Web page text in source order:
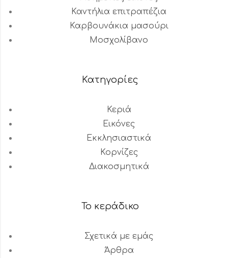
Καντήλια επιτραπέζια
Καρβουνάκια μασούρι
Μοσχολίβανο
Κατηγορίες
Κεριά
Εικόνες
Εκκλησιαστικά
Κορνίζες
Διακοσμητικά
Το κεράδικο
Σχετικά με εμάς
Άρθρα